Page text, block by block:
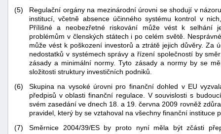
(5)
Regulační orgány na mezinárodní úrovni se shodují v
institucí, včetně absence účinného systému kontrol v
Přílišné a neobezřetné riskování může vést k selhání
problémům v členských státech i po celém světě.
může vést k poškození investorů a ztrátě jejich důvěry. Za
nedostatků v systémech správy a řízení společností by
zásady a minimální normy. Tyto zásady a normy by se
složitosti struktury investičních podniků.
(6)
Skupina na vysoké úrovni pro finanční dohled v EU
předpisů v oblasti finanční regulace. V souvislosti s
svém zasedání ve dnech 18. a 19. června 2009 rovněž
pravidel, který by se vztahoval na všechny finanční instituce
(7)
Směrnice 2004/39/ES by proto nyní měla být zčásti
+náhrady